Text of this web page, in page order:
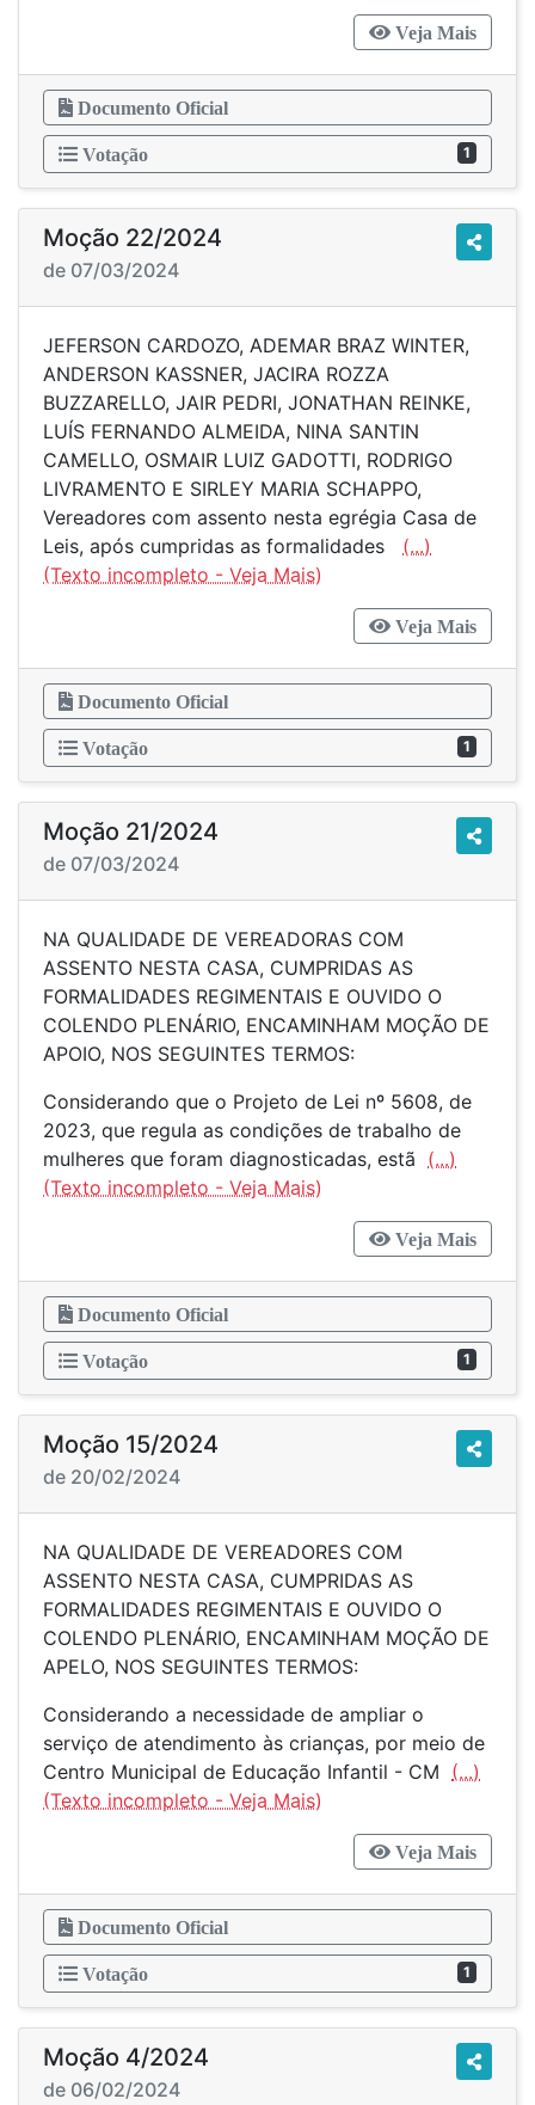
Veja Mais
Documento Oficial
Votação 1
Moção 22/2024
de 07/03/2024
JEFERSON CARDOZO, ADEMAR BRAZ WINTER,
ANDERSON KASSNER, JACIRA ROZZA
BUZZARELLO, JAIR PEDRI, JONATHAN REINKE,
LUÍS FERNANDO ALMEIDA, NINA SANTIN
CAMELLO, OSMAIR LUIZ GADOTTI, RODRIGO
LIVRAMENTO E SIRLEY MARIA SCHAPPO,
Vereadores com assento nesta egrégia Casa de
Leis, após cumpridas as formalidades (...)
Veja Mais
Documento Oficial
Votação 1
Moção 21/2024
de 07/03/2024
NA QUALIDADE DE VEREADORAS COM
ASSENTO NESTA CASA, CUMPRIDAS AS
FORMALIDADES REGIMENTAIS E OUVIDO O
COLENDO PLENÁRIO, ENCAMINHAM MOÇÃO DE
APOIO, NOS SEGUINTES TERMOS:
Considerando que o Projeto de Lei nº 5608, de
2023, que regula as condições de trabalho de
mulheres que foram diagnosticadas, estã (...)
Veja Mais
Documento Oficial
Votação 1
Moção 15/2024
de 20/02/2024
NA QUALIDADE DE VEREADORES COM
ASSENTO NESTA CASA, CUMPRIDAS AS
FORMALIDADES REGIMENTAIS E OUVIDO O
COLENDO PLENÁRIO, ENCAMINHAM MOÇÃO DE
APELO, NOS SEGUINTES TERMOS:
Considerando a necessidade de ampliar o
serviço de atendimento às crianças, por meio de
Centro Municipal de Educação Infantil - CM (...)
Veja Mais
Documento Oficial
Votação 1
Moção 4/2024
de 06/02/2024